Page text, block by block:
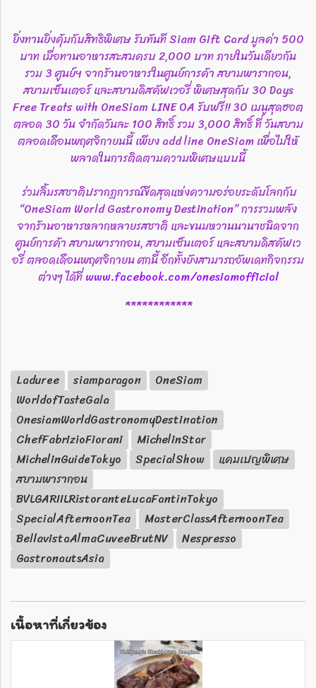
ยิ่งทานยิ่งคุ้มกับสิทธิพิเศษ รับทันที Siam Gift Card มูลค่า 500
บาท เมื่อทานอาหารสะสมครบ 2,000 บาท ภายในวันเดียวกัน
รวม 3 ศูนย์ฯ จากร้านอาหารในศูนย์การค้า สยามพารากอน,
สยามเซ็นเตอร์ และสยามดิสคัฟเวอรี่ พิเศษสุดกับ 30 Days
Free Treats with OneSiam LINE OA รับฟรี!! 30 เมนูสุดฮอต
ตลอด 30 วัน จำกัดวันละ 100 สิทธิ์ รวม 3,000 สิทธิ์ ที่ วันสยาม
ตลอดเดือนพฤศจิกายนนี้ เพียง add line OneSiam เพื่อไม่ให้
พลาดในการติดตามความพิเศษแบบนี้
​ ร่วมลิ้มรสชาติปรากฏการณ์ขีดสุดแห่งความอร่อยระดับโลกกับ
“OneSiam World Gastronomy Destination” การรวมพลัง
จากร้านอาหารหลากหลายรสชาติ และขนมหวานนานาชนิดจาก
ศูนย์การค้า สยามพารากอน, สยามเซ็นเตอร์ และสยามดิสคัฟเว
อรี่ ตลอดเดือนพฤศจิกายน ศกนี้ อีกทั้งยังสามารถอัพเดทกิจกรรม
ต่างๆ ได้ที่www.facebook.com/onesiamofficial
************
Laduree siamparagon
OneSiam
WorldofTasteGala
OnesiamWorldGastronomyDestination
ChefFabrizioFiorani
MichelinStar
MichelinGuideTokyo
SpecialShow
แคมเปญพิเศษ
สยามพารากอน
BVLGARIILRistoranteLucaFantinTokyo
SpecialAfternoonTea
MasterClassAfternoonTea
BellavistaAlmaCuveeBrutNV
Nespresso
GastronautsAsia
เนื้อหาที่เกี่ยวข้อง